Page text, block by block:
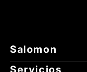
Salomon
Servicios